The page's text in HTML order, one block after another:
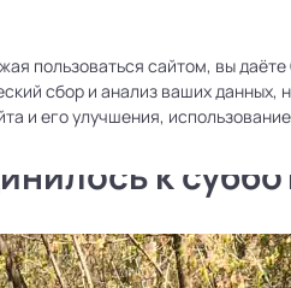
к
пользоваться сайтом, вы даёте
сбор и анализ ваших данных,
и его улучшения,